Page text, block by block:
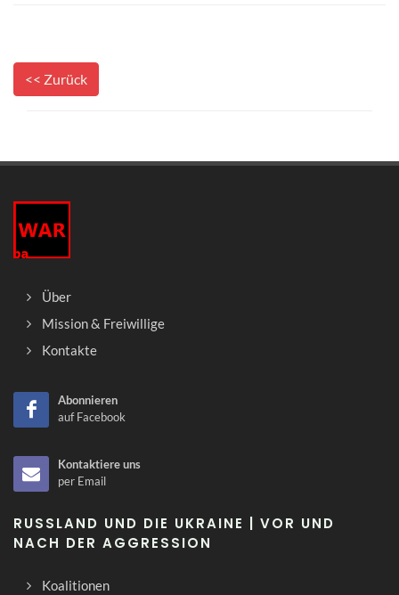
<< Zurück
Über
Mission & Freiwillige
Kontakte
Abonnieren
auf Facebook
Kontaktiere uns
per Email
RUSSLAND UND DIE UKRAINE | VOR UND
NACH DER AGGRESSION
Koalitionen